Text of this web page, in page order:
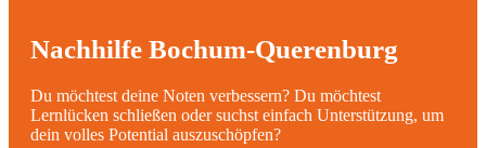
Nachhilfe Bochum-Querenburg
Du möchtest deine Noten verbessern? Du möchtest
Lernlücken schließen oder suchst einfach Unterstützung, um
dein volles Potential auszuschöpfen?